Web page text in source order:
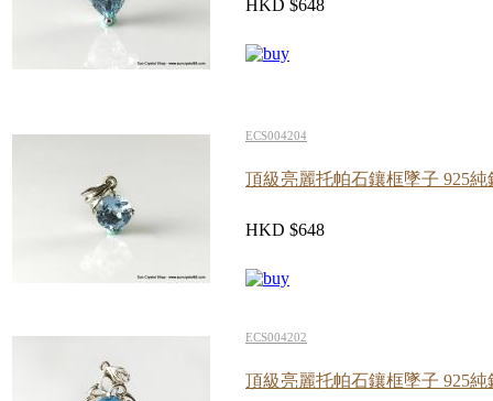
HKD $648
ECS004204
頂級亮麗托帕石鑲框墜子 925純
HKD $648
ECS004202
頂級亮麗托帕石鑲框墜子 925純